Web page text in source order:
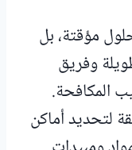
مؤقتة، بل
وفريق
المكافحة.
لتحديد أماكن